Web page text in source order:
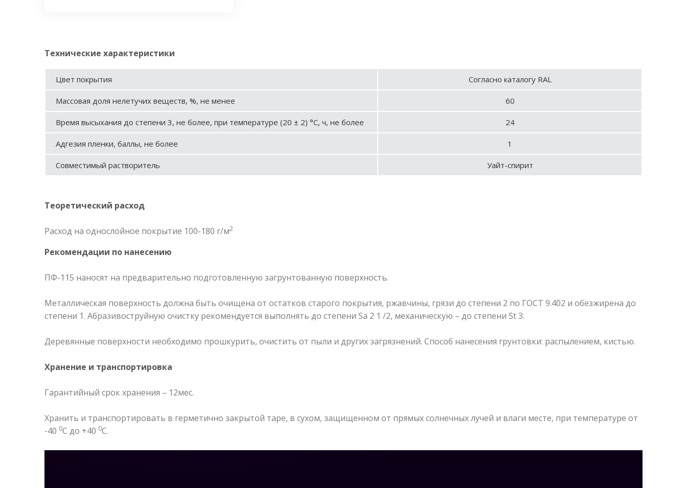
Технические характеристики
Цвет покрытия Согласно каталогу RAL
Массовая доля нелетучих веществ, %, не менее 60
Время высыхания до степени 3, не более, при температуре (20 ± 2) °С, ч, не более 24
Адгезия пленки, баллы, не более 1
Совместимый растворитель Уайт-спирит
Теоретический расход
Расход на однослойное покрытие 100-180 г/м2
Рекомендации по нанесению
ПФ-115 наносят на предварительно подготовленную загрунтованную поверхность.
Металлическая поверхность должна быть очищена от остатков старого покрытия, ржавчины, грязи до степени 2 по ГОСТ 9.402 и обезжирена до
степени 1. Абразивоструйную очистку рекомендуется выполнять до степени Sa 2 1 /2, механическую – до степени St 3.
Деревянные поверхности необходимо прошкурить, очистить от пыли и других загрязнений. Способ нанесения грунтовки: распылением, кистью.
Хранение и транспортировка
Гарантийный срок хранения – 12мес.
Хранить и транспортировать в герметично закрытой таре, в сухом, защищенном от прямых солнечных лучей и влаги месте, при температуре от
-40 0С до +40 0С.